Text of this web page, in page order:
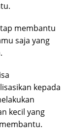
membantu
saja yang
kepada
kecil yang